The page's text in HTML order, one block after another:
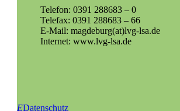
Telefon: 0391 288683 – 0
Telefax: 0391 288683 – 66
E-Mail: magdeburg(at)lvg-lsa.de
Internet: www.lvg-lsa.de
EDatenschutz